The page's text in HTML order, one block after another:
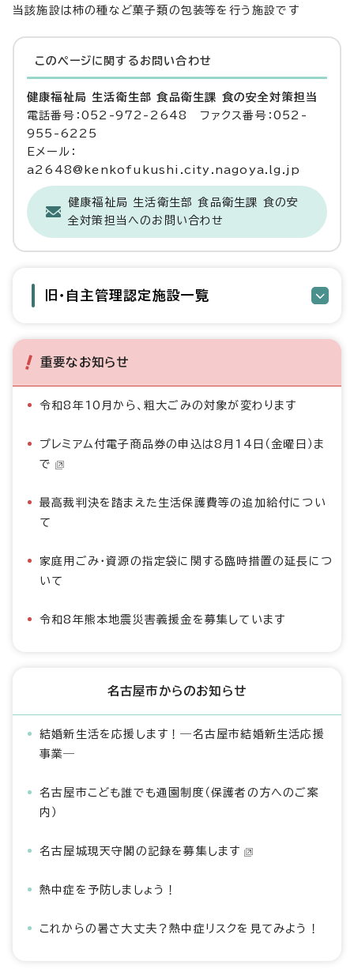
当該施設は柿の種など菓子類の包装等を行う施設です
このページに関する お問い合わせ
健康福祉局 生活衛生部 食品衛生課 食の安全対策担当
電話番号：052-972-2648 ファクス番号：052-
955-6225
Eメール：
a2648@kenkofukushi.city.nagoya.lg.jp
健康福祉局 生活衛生部 食品衛生課 食の安
全対策担当へのお問い合わせ
旧・自主管理認定施設一覧
重要なお知らせ
令和8年10月から、粗大ごみの対象が変わります
プレミアム付電子商品券の申込は8月14日（金曜日）ま
で
最高裁判決を踏まえた生活保護費等の追加給付につい
て
家庭用ごみ・資源の指定袋に関する臨時措置の延長につ
いて
令和8年熊本地震災害義援金を募集しています
名古屋市からのお知らせ
結婚新生活を応援します！―名古屋市結婚新生活応援
事業―
名古屋市こども誰でも通園制度（保護者の方へのご案
内）
名古屋城現天守閣の記録を募集します
熱中症を予防しましょう！
これからの暑さ大丈夫？熱中症リスクを見てみよう！